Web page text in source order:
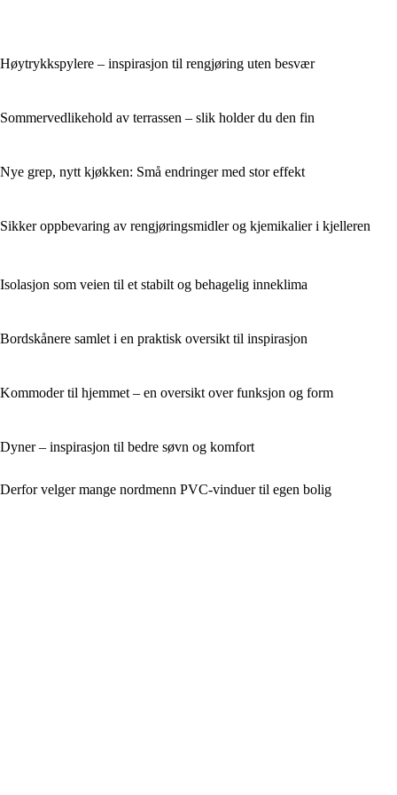
Høytrykkspylere – inspirasjon til rengjøring uten besvær
Sommervedlikehold av terrassen – slik holder du den fin
Nye grep, nytt kjøkken: Små endringer med stor effekt
Sikker oppbevaring av rengjøringsmidler og kjemikalier i kjelleren
Isolasjon som veien til et stabilt og behagelig inneklima
Bordskånere samlet i en praktisk oversikt til inspirasjon
Kommoder til hjemmet – en oversikt over funksjon og form
Dyner – inspirasjon til bedre søvn og komfort
Derfor velger mange nordmenn PVC-vinduer til egen bolig